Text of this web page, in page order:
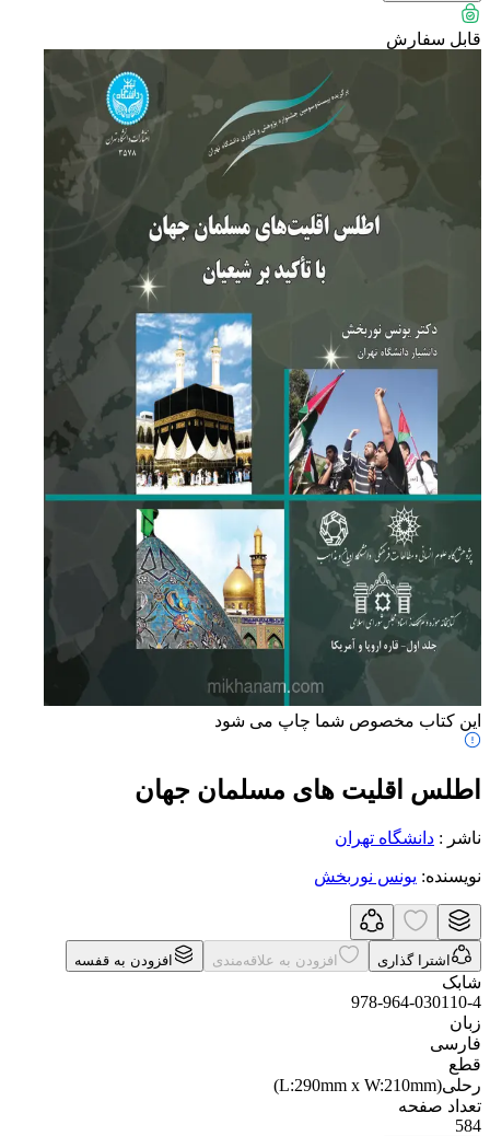
قابل سفارش
این کتاب مخصوص شما چاپ می شود
اطلس اقلیت های مسلمان جهان
ناشر : دانشگاه تهران
نویسنده: یونس نوربخش
اشترا گذاری افزودن به علاقه‌مندی افزودن به قفسه
شابک
978-964-030110-4
زبان
فارسی
قطع
رحلی(L:290mm x W:210mm)
تعداد صفحه
584